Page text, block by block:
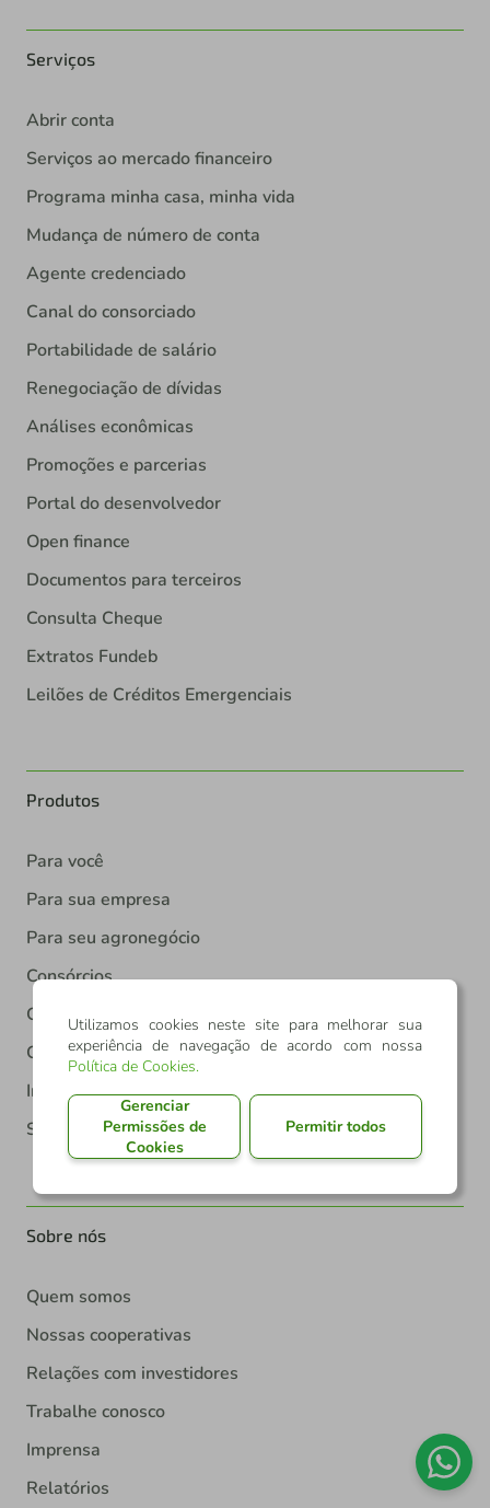
Serviços
Abrir conta
Serviços ao mercado financeiro
Programa minha casa, minha vida
Mudança de número de conta
Agente credenciado
Canal do consorciado
Portabilidade de salário
Renegociação de dívidas
Análises econômicas
Promoções e parcerias
Portal do desenvolvedor
Open finance
Documentos para terceiros
Consulta Cheque
Extratos Fundeb
Leilões de Créditos Emergenciais
Produtos
Para você
Para sua empresa
Para seu agronegócio
Consórcios
Conta Corrente
Crédito
Investimentos
Seguros
Sobre nós
Quem somos
Nossas cooperativas
Relações com investidores
Trabalhe conosco
Imprensa
Relatórios
Utilizamos cookies neste site para melhorar sua
experiência de navegação de acordo com nossa
Política de Cookies.
Gerenciar
Permissões de
Cookies
Permitir todos